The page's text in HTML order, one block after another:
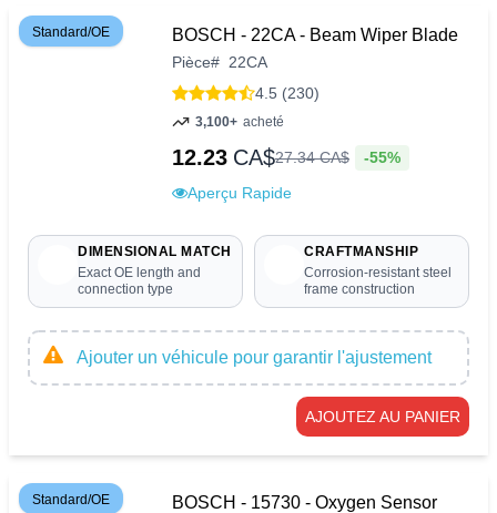
Standard/OE BOSCH - 22CA - Beam Wiper Blade
Pièce# 22CA
4.5 (230)
3,100+ acheté
12.23 CA$27.34CA$ -55%
Aperçu Rapide
DIMENSIONAL MATCH
Exact OE length and
connection type
CRAFTMANSHIP
Corrosion-resistant steel
frame construction
Ajouter un véhicule pour garantir l'ajustement
AJOUTEZ AU PANIER
Standard/OE BOSCH - 15730 - Oxygen Sensor